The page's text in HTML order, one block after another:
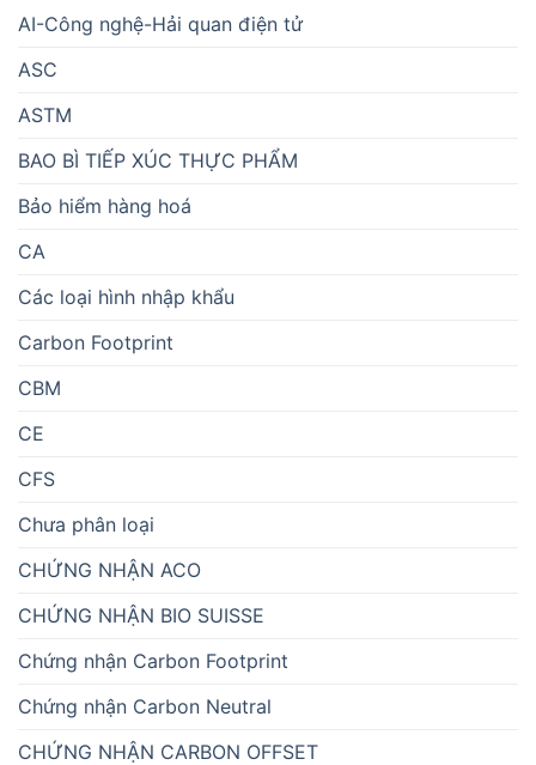
AI-Công nghệ-Hải quan điện tử
ASC
ASTM
BAO BÌ TIẾP XÚC THỰC PHẨM
Bảo hiểm hàng hoá
CA
Các loại hình nhập khẩu
Carbon Footprint
CBM
CE
CFS
Chưa phân loại
CHỨNG NHẬN ACO
CHỨNG NHẬN BIO SUISSE
Chứng nhận Carbon Footprint
Chứng nhận Carbon Neutral
CHỨNG NHẬN CARBON OFFSET